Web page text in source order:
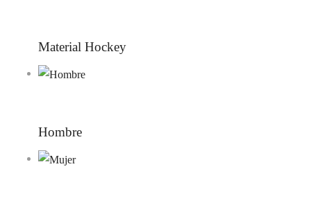
Material Hockey
Hombre